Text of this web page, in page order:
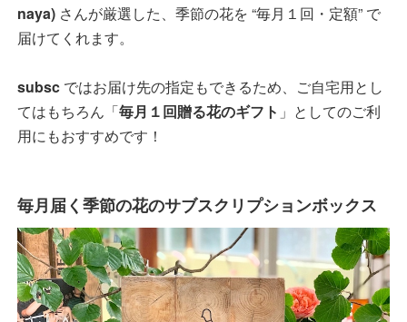
naya) さんが厳選した、季節の花を “毎月１回・定額” で
届けてくれます。
subsc ではお届け先の指定もできるため、ご自宅用とし
てはもちろん「毎月１回贈る花のギフト 」としてのご利
用にもおすすめです！
毎月届く季節の花のサブスクリプションボックス